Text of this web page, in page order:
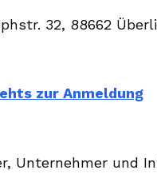
32, 88662
zur Anmeldung
Unternehmer und